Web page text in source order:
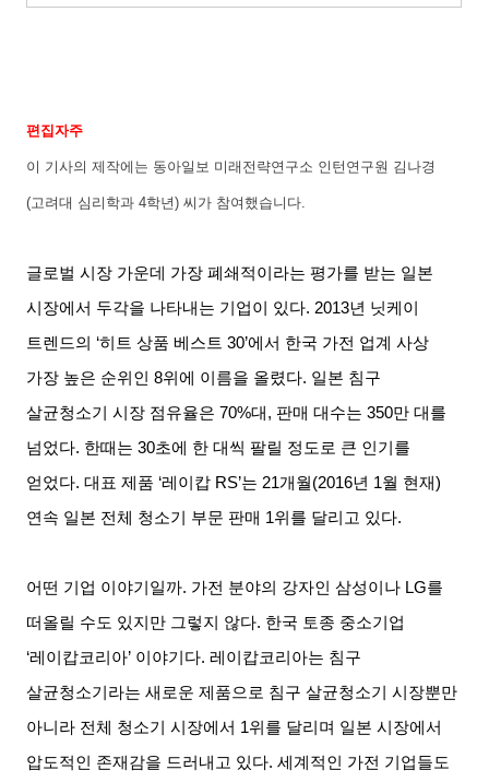
편집자주
이 기사의 제작에는 동아일보 미래전략연구소 인턴연구원 김나경
(고려대 심리학과 4학년)씨가 참여했습니다.
글로벌 시장 가운데 가장 폐쇄적이라는 평가를 받는 일본
시장에서 두각을 나타내는 기업이 있다. 2013년 닛케이
트렌드의 ‘히트 상품 베스트 30’에서 한국 가전 업계 사상
가장 높은 순위인
8위에 이름을 올렸다. 일본 침구
살균청소기 시장 점유율은 70%대 , 판매 대수는 350만 대를
넘었다. 한때는 30초에 한 대씩 팔릴 정도로 큰 인기를
얻었다.대표 제품 ‘레이캅 RS’는 21개월(2016년 1월 현재)
연속 일본 전체 청소기 부문 판매 1위를 달리고 있다.
어떤 기업 이야기일까. 가전 분야의 강자인 삼성이나 LG를
떠올릴 수도 있지만 그렇지 않다. 한국 토종 중소기업
‘레이캅코리아’ 이야기다.레이캅코리아는 침구
살균청소기라는 새로운 제품으로 침구 살균청소기 시장뿐만
아니라 전체 청소기 시장에서 1위를 달리며 일본 시장에서
압도적인 존재감을 드러내고 있다.세계적인 가전 기업들도